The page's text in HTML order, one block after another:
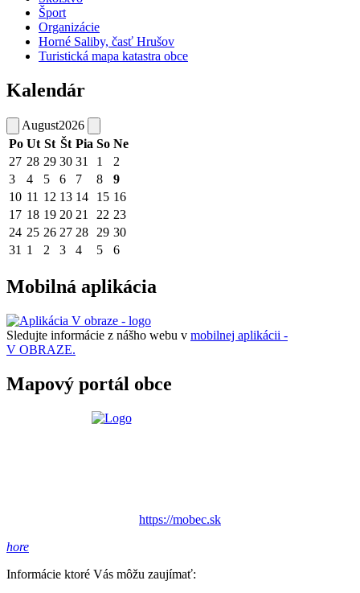
Šport
Organizácie
Horné Saliby, časť Hrušov
Turistická mapa katastra obce
Kalendár
August2026
Po Ut St Št Pia So Ne
27 28 29 30 31 1
2
3
4 5 6 7 8
9
10 11 12 13 14 15 16
17 18 19 20 21 22 23
24 25 26 27 28 29 30
31 1 2 3 4 5 6
Mobilná aplikácia
Sledujte informácie z nášho webu v mobilnej aplikácii -
V OBRAZE.
Mapový portál obce
https://mobec.sk
hore
Informácie ktoré Vás môžu zaujímať: